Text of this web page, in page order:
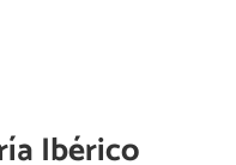
Ibérico